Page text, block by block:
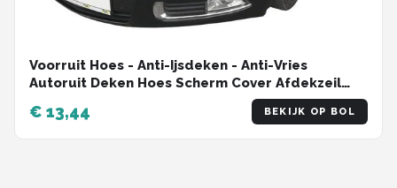
Voorruit Hoes - Anti-Ijsdeken - Anti-Vries
Autoruit Deken Hoes Scherm Cover Afdekzeil
€ 13,44 BEKIJK OP BOL